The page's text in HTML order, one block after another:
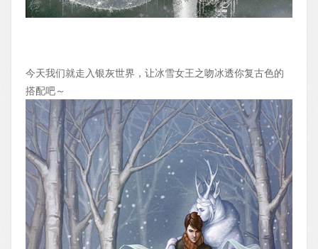
今天我们就走入银灰世界，让冰雪女王之吻冰透你复古色的
搭配吧～